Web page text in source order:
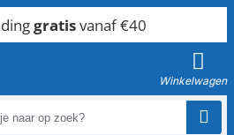
gratisvanaf €40